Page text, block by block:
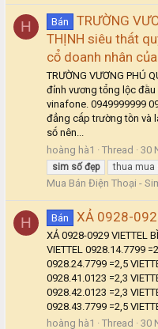
H Bán
TRƯỜNG
THỊNH siêu thất
cổ doanh nhân
TRƯỜNG VƯƠNG PHÚ
đỉnh vương tổng lộc
vinafone. 0949999999
đẳng cấp trường tồn và
số nên...
hoàng hà1
Thread 30
sim số đẹp thua mua
Mua Bán Điện Thoại -
H Bán XẢ 0928-
XẢ 0928-0929 VIETTEL
VIETTEL 0928.14.7799
0928.24.7799 =2,5
0928.41.0123 =2,3
0928.42.0123 =2,3
0928.43.7799 =2,5
hoàng hà1
Thread 30